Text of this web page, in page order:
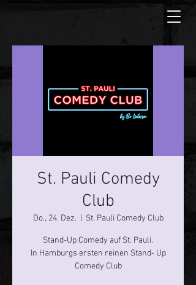
St. Pauli Comedy
Club
Do., 24. Dez. St. Pauli Comedy Club
Stand-Up Comedy auf St. Pauli.
In Hamburgs ersten reinen Stand- Up
Comedy Club